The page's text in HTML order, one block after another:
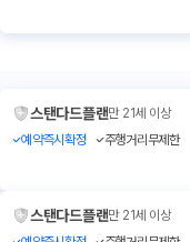
스탠다드플랜만 21세 이상
예약즉시확정
주행거리무제한
스탠다드플랜만 21세 이상